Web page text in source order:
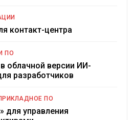
контакт-центра
ПО
облачной версии ИИ-
разработчиков
ПО
для управления